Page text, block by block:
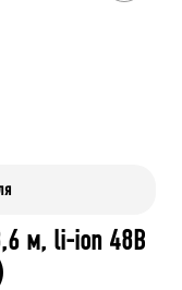
м, li-ion 48В